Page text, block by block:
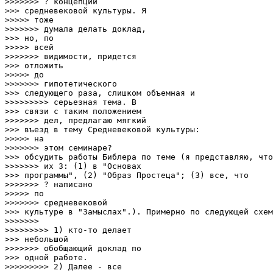
>>> средневековой культуры. Я
>>>>> тоже
>>>>>>> думала делать доклад,
>>> но, по
>>>>> всей
>>>>>>> видимости, придется
>>> отложить
>>>>> до
>>>>>>> гипотетического
>>> следующего раза, слишком объемная и
>>>>>>>>> серьезная тема. В
>>> связи с таким положением
>>>>>>> дел, предлагаю мягкий
>>> въезд в тему Средневековой культуры:
>>>>> на
>>>>>>> этом семинаре?
>>> обсудить работы Библера по теме (я представляю, что
>>>>>>> их 3: (1) в "Основах
>>> программы", (2) "Образ Простеца"; (3) все, что
>>>>>>> ? написано
>>>>> по
>>>>>>> средневековой
>>> культуре в "Замыслах".). Примерно по следующей
>>>>>>>
>>>>>>>>> 1) кто-то делает
>>> небольшой
>>>>>>> обобщающий доклад по
>>> одной работе.
>>>>>>>>> 2) Далее - все